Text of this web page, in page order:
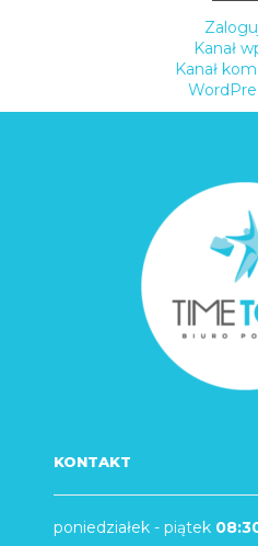
Kanał
Kanał
KONTAKT
poniedziałek - piątek